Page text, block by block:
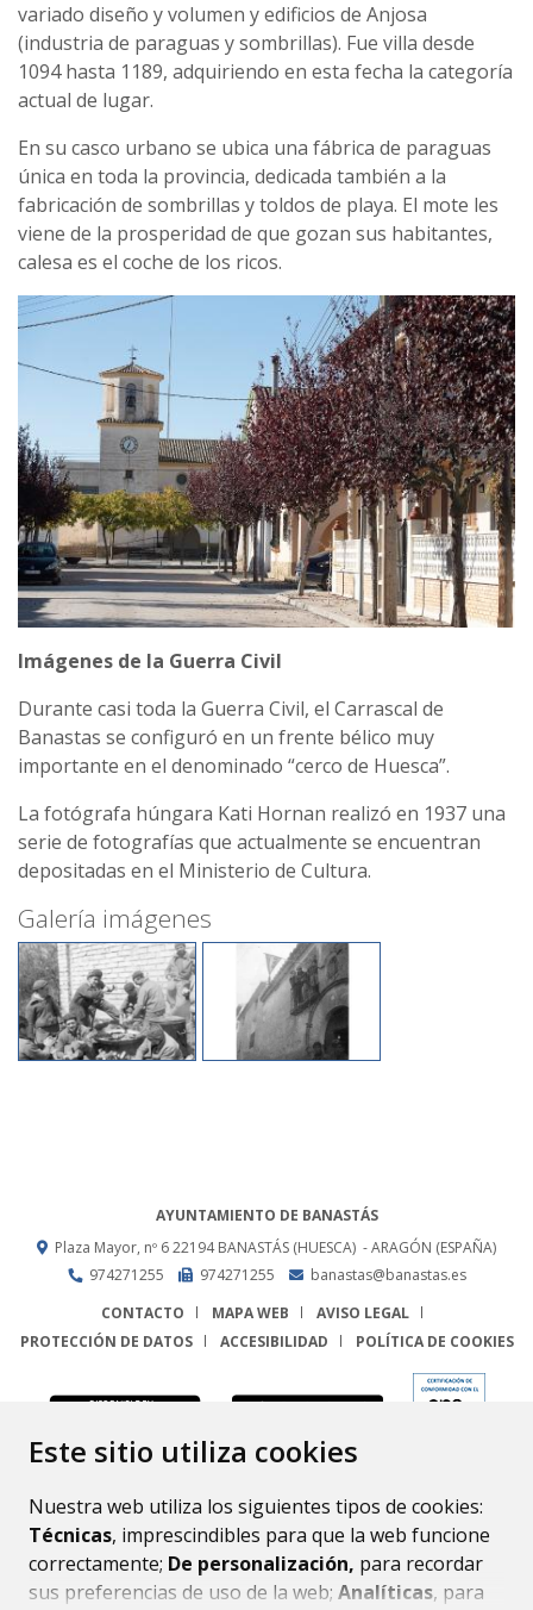
Este sitio utiliza cookies
Nuestra web utiliza los siguientes tipos de cookies:
Técnicas, imprescindibles para que la web funcione
correctamente; De personalización, para recordar
sus preferencias de uso de la web; Analíticas, para
variado diseño y volumen y edificios de Anjosa
(industria de paraguas y sombrillas). Fue villa desde
1094 hasta 1189, adquiriendo en esta fecha la categoría
actual de lugar.
En su casco urbano se ubica una fábrica de paraguas
única en toda la provincia, dedicada también a la
fabricación de sombrillas y toldos de playa. El mote les
viene de la prosperidad de que gozan sus habitantes,
calesa es el coche de los ricos.
Imágenes de la Guerra Civil
Durante casi toda la Guerra Civil, el Carrascal de
Banastas se configuró en un frente bélico muy
importante en el denominado “cerco de Huesca”.
La fotógrafa húngara Kati Hornan realizó en 1937 una
serie de fotografías que actualmente se encuentran
depositadas en el Ministerio de Cultura.
Galería imágenes
AYUNTAMIENTO DE BANASTÁS
Plaza Mayor, nº 622194 BANASTÁS (HUESCA) - ARAGÓN (ESPAÑA)
974271255
974271255
banastas@banastas.es
CONTACTO
MAPA WEB
AVISO LEGAL
PROTECCIÓN DE DATOS
ACCESIBILIDAD POLÍTICA DE COOKIES